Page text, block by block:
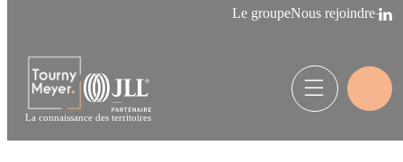
Le groupeNous rejoindre
La connaissance des territoires